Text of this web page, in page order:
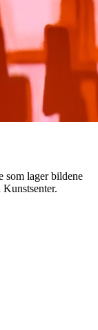
som lager bildene